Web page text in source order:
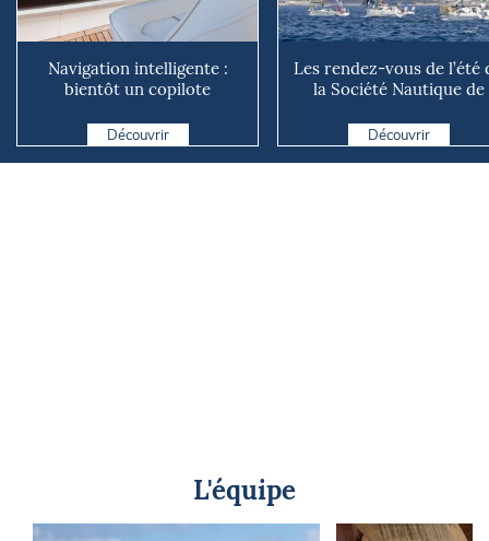
Navigation intelligente :
bientôt un copilote
Découvrir
Les rendez-vous de l’été
la Société Nautique de
Découvrir
L'équipe